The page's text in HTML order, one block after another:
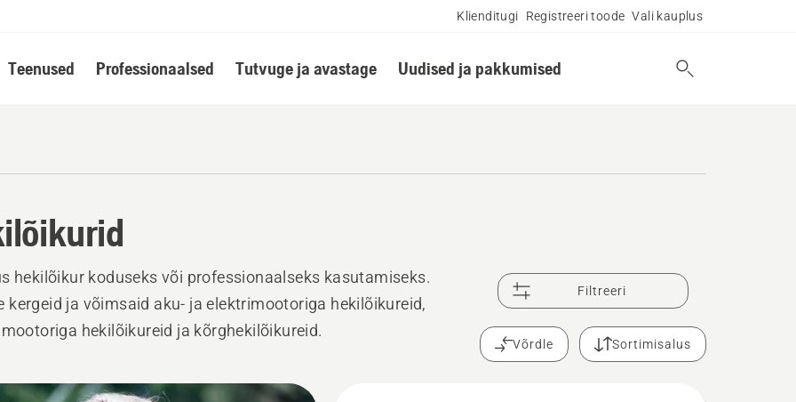
Klienditugi Registreeri toode Vali kauplus
Teenused Professionaalsed Tutvuge ja avastage Uudised ja pakkumised
hekilõikur koduseks või professionaalseks kasutamiseks.
kergeid ja võimsaid aku- ja elektrimootoriga hekilõikureid,
hekilõikureid ja kõrghekilõikureid.
Filtreeri
Võrdle Sortimisalus